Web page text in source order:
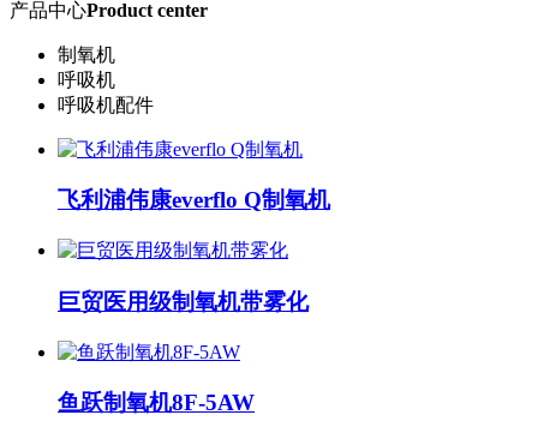
产品中心Product center
制氧机
呼吸机
呼吸机配件
飞利浦伟康everflo Q制氧机
巨贸医用级制氧机带雾化
鱼跃制氧机8F-5AW